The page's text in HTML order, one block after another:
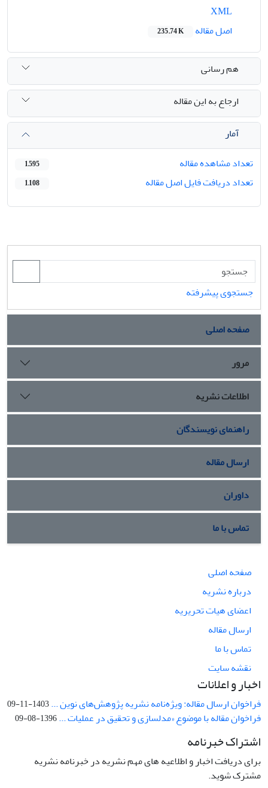
اصل مقاله
235.74 K
هم رسانی
ارجاع به این مقاله
آمار
تعداد مشاهده مقاله
1,595
تعداد دریافت فایل اصل مقاله 1,108
جستجوی پیشرفته
صفحه اصلی
مرور
اطلاعات نشریه
راهنمای نویسندگان
ارسال مقاله
داوران
تماس با ما
صفحه اصلی
درباره نشریه
اعضای هیات تحریریه
ارسال مقاله
تماس با ما
نقشه سایت
اخبار و اعلانات
فراخوان ارسال مقاله: ویژه‌نامه نشریه پژوهش‌های نوین ...1403-11-09
فراخوان مقاله با موضوع «مدلسازی و تحقیق در عملیات ...1396-08-09
اشتراک خبرنامه
برای دریافت اخبار و اطلاعیه های مهم نشریه در خبرنامه نشریه
مشترک شوید.